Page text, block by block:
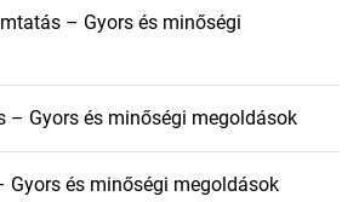
– Gyors és minőségi
– Gyors és minőségi megoldások
Gyors és minőségi megoldások